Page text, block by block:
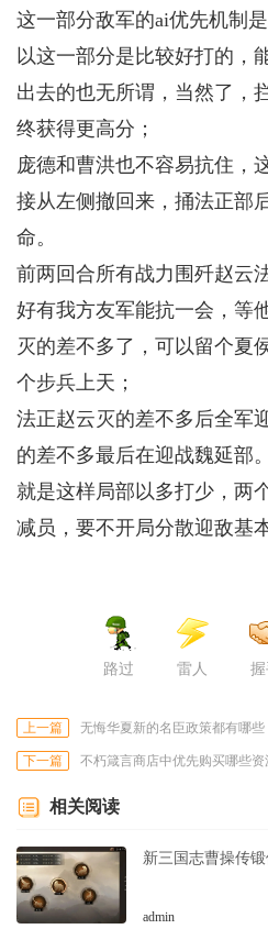
这一部分敌军的ai优先机制
以这一部分是比较好打的，
出去的也无所谓，当然了，
终获得更高分；
庞德和曹洪也不容易抗住，
接从左侧撤回来，捅法正部
命。
前两回合所有战力围歼赵云
好有我方友军能抗一会，等
灭的差不多了，可以留个夏
个步兵上天；
法正赵云灭的差不多后全军
的差不多最后在迎战魏延部。
就是这样局部以多打少，两
减员，要不开局分散迎敌基
路过 雷人
上一篇 无悔华夏新的名臣政策都有哪些
下一篇 不朽箴言商店中优先购买哪些
相关阅读
新三国志曹操传
admin